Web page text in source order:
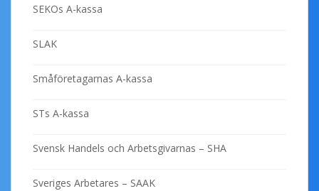
SEKOs A-kassa
SLAK
Småföretagarnas A-kassa
STs A-kassa
Svensk Handels och Arbetsgivarnas – SHA
Sveriges Arbetares – SAAK